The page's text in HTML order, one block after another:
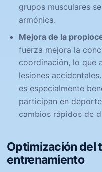
grupos musculares
armónica.
Mejora de la
fuerza mejora la
coordinación, lo que
lesiones
es especialmente
participan en
cambios rápidos de
Optimización del
entrenamiento